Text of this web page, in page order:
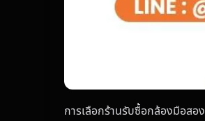
การเลือกร้านรับซื้อกล้องมือสอ